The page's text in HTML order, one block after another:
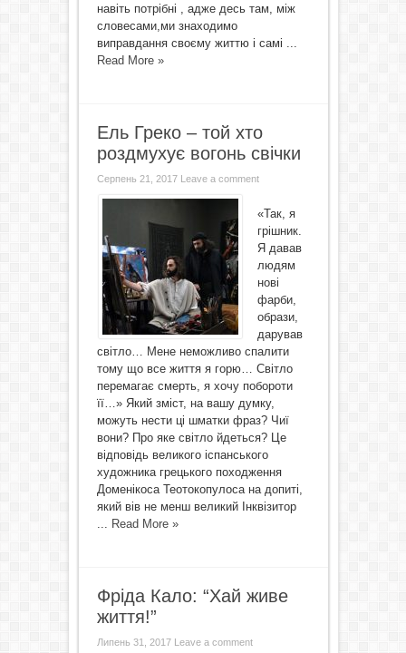
навіть потрібні , адже десь там, між
словесами,ми знаходимо
виправдання своєму життю і самі ...
Read More »
Ель Греко – той хто
роздмухує вогонь свічки
Серпень 21, 2017 Leave a comment
«Так, я
грішник.
Я давав
людям
нові
фарби,
образи,
дарував
світло… Мене неможливо спалити
тому що все життя я горю… Світло
перемагає смерть, я хочу побороти
її…» Який зміст, на вашу думку,
можуть нести ці шматки фраз? Чиї
вони? Про яке світло йдеться? Це
відповідь великого іспанського
художника грецького походження
Доменікоса Теотокопулоса на допиті,
який вів не менш великий Інквізитор
... Read More »
Фріда Кало: “Хай живе
життя!”
Липень 31, 2017 Leave a comment